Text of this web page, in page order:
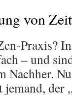
von Zeit
Praxis?
– und
Nachher.
der